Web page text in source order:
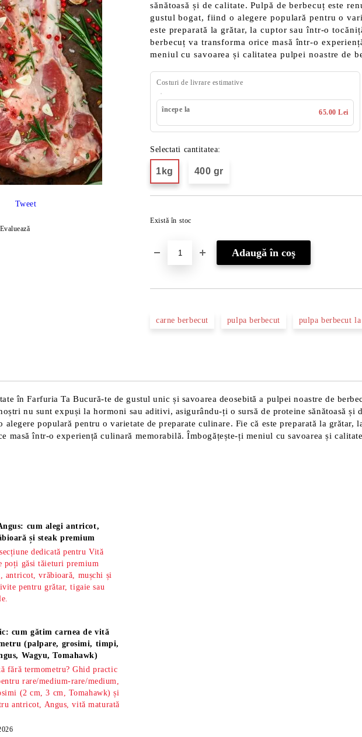
sănătoasă și de calitate. Pulpă de berbecuț este
gustul bogat, fiind o alegere populară pentru o
este preparată la grătar, la cuptor sau într-o
berbecuț va transforma orice masă într-o
meniul cu savoarea și calitatea pulpei noastre de
Costuri de livrare estimative
începe la 65.00 Lei
Selectati cantitatea:
1kg 400 gr
Există în stoc
carne berbecut pulpa berbecut pulpa berbecut
Tweet
Evaluează
în Farfuria Ta Bucură-te de gustul unic și savoarea deosebită a pulpei noastre de
nu sunt expuși la hormoni sau aditivi, asigurându-ți o sursă de proteine sănătoasă și
populară pentru o varietate de preparate culinare. Fie că este preparată la grătar,
masă într-o experiență culinară memorabilă. Îmbogățește-ți meniul cu savoarea și
cum alegi antricot,
și steak premium
dedicată pentru Vită
poți găsi tăieturi premium
antricot, vrăbioară, mușchi și
pentru grătar, tigaie sau
cum gătim carnea de vită
(palpare, grosimi, timpi,
Wagyu, Tomahawk)
fără termometru? Ghid practic
rare/medium-rare/medium,
(2 cm, 3 cm, Tomahawk) și
antricot, Angus, vită maturată